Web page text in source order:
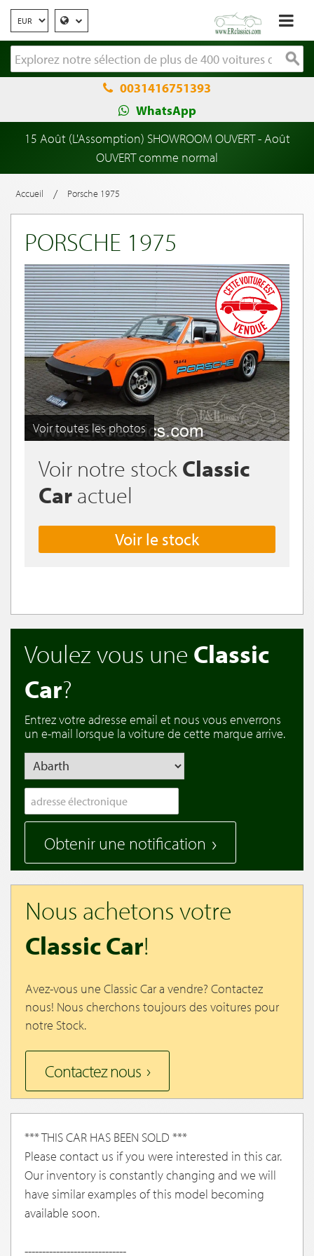
0031416751393
WhatsApp
15 Août (L'Assomption) SHOWROOM OUVERT - Août
OUVERT comme normal
Accueil / Porsche 1975
PORSCHE 1975
Voir toutes les photos
Voir notre stock Classic
Car actuel
Voir le stock
Voulez vous une Classic
Car?
Entrez votre adresse email et nous vous enverrons
un e-mail lorsque la voiture de cette marque arrive.
Obtenir une notification
Nous achetons votre
Classic Car!
Avez-vous une Classic Car a vendre? Contactez
nous! Nous cherchons toujours des voitures pour
notre Stock.
Contactez nous
*** THIS CAR HAS BEEN SOLD ***
Please contact us if you were interested in this car.
Our inventory is constantly changing and we will
have similar examples of this model becoming
available soon.
-----------------------------